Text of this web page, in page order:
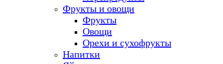
Фрукты и овощи
Фрукты
Овощи
Орехи и сухофрукты
Напитки